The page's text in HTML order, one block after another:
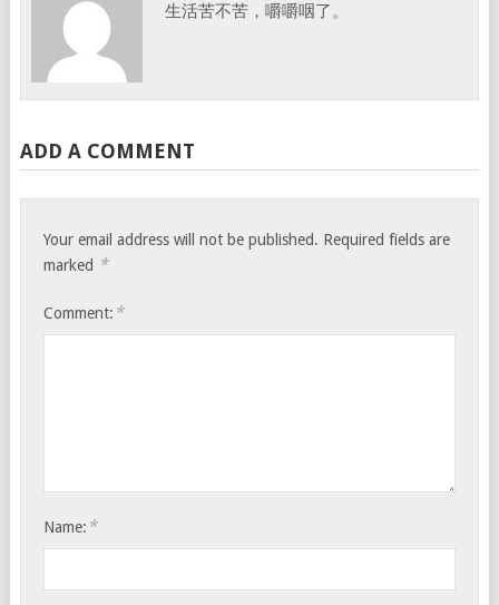
生活苦不苦，嚼嚼咽了。
ADD A COMMENT
Your email address will not be published. Required fields are
marked *
Comment: *
Name: *